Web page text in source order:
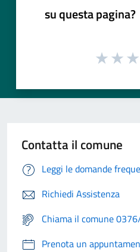
su questa pagina?
Contatta il comune
Leggi le domande
Richiedi Assistenza
Chiama il comune
Prenota un